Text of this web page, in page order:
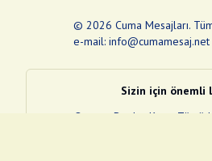
© 2026 Cuma Mesajları.
e-mail: info@cumamesaj.net
Sizin için önemli
Quran
e-Devlet Kapısı Tüvtürk